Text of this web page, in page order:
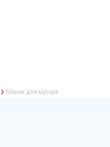
Мешки для мусора